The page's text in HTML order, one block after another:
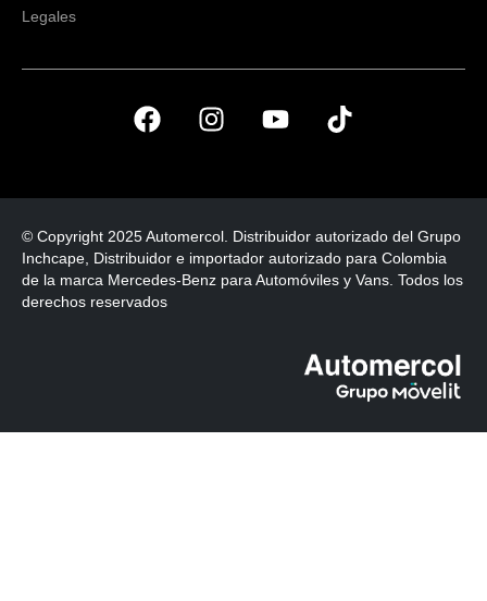
Legales
© Copyright 2025 Automercol. Distribuidor autorizado del Grupo
Inchcape, Distribuidor e importador autorizado para Colombia
de la marca Mercedes-Benz para Automóviles y Vans. Todos los
derechos reservados